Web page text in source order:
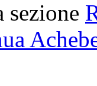
sezione